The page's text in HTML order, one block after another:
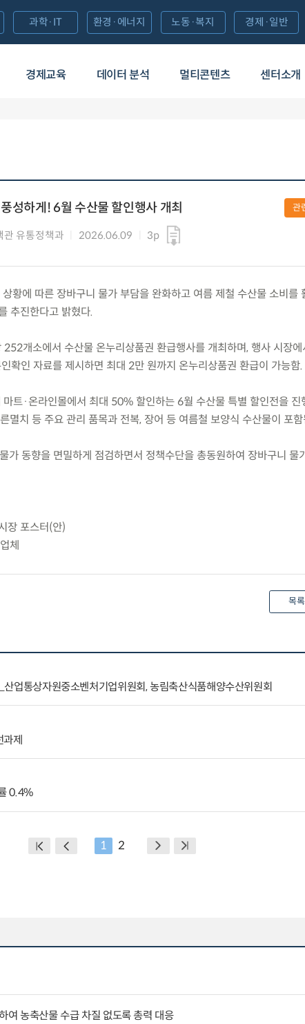
경제교육 데이터 분석 멀티콘텐츠 센터소개
과학·IT 환경·에너지 노동·복지 경제·일반
성하게! 6월 수산물 할인행사 개최
관 유통정책과 2026.06.09 3p
관
황에 따른 장바구니 물가 부담을 완화하고 여름 제철 수산물 소비를
추진한다고 밝혔다.
개소에서 수산물 온누리상품권 환급행사를 개최하며, 행사 시장에
확인 자료를 제시하면 최대 2만 원까지 온누리상품권 환급이 가능함.
트·온라인몰에서 최대 50% 할인하는 6월 수산물 특별 할인전을 진
멸치 등 주요 관리 품목과 전복, 장어 등 여름철 보양식 수산물이 포함
가 동향을 면밀하게 점검하면서 정책수단을 총동원하여 장바구니 물
장 포스터(안)
체
목록
업통상자원중소벤처기업위원회, 농림축산식품해양수산위원회
제
0.4%
1 2
여 농축산물 수급 차질 없도록 총력 대응